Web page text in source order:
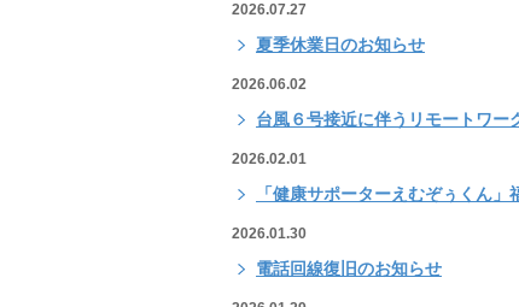
2026.07.27
夏季休業日のお知らせ
2026.06.02
台風６号接近に伴うリモートワー
2026.02.01
「健康サポーターえむぞぅくん
2026.01.30
電話回線復旧のお知らせ